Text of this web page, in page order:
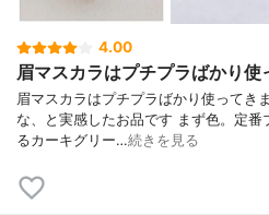
4.00
眉マスカラはプチプラばかり使
眉マスカラはプチプラばかり使ってき
な、と実感したお品です まず色。定
るカーキグリー…続きを見る